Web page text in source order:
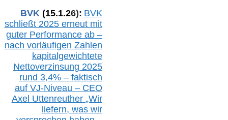
BVK (15.1.26): BVK
schließt 2025 erneut mit
guter Performance ab –
nach vorläufigen Zahlen
kapitalgewichtete
Nettoverzinsung 2025
rund 3,4% – faktisch
auf VJ-Niveau – CEO
Axel Uttenreuther „Wir
liefern, was wir